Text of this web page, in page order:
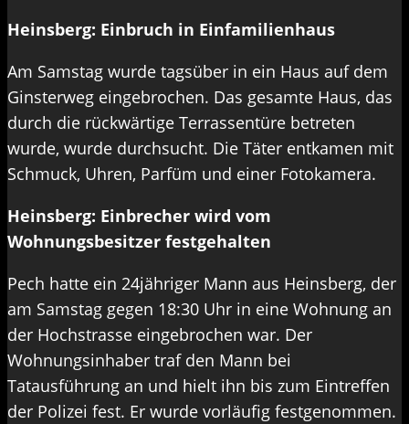
Heinsberg: Einbruch in Einfamilienhaus
Am Samstag wurde tagsüber in ein Haus auf dem
Ginsterweg eingebrochen. Das gesamte Haus, das
durch die rückwärtige Terrassentüre betreten
wurde, wurde durchsucht. Die Täter entkamen mit
Schmuck, Uhren, Parfüm und einer Fotokamera.
Heinsberg: Einbrecher wird vom
Wohnungsbesitzer festgehalten
Pech hatte ein 24jähriger Mann aus Heinsberg, der
am Samstag gegen 18:30 Uhr in eine Wohnung an
der Hochstrasse eingebrochen war. Der
Wohnungsinhaber traf den Mann bei
Tatausführung an und hielt ihn bis zum Eintreffen
der Polizei fest. Er wurde vorläufig festgenommen.